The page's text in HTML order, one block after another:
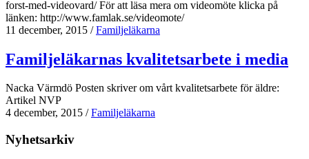
forst-med-videovard/ För att läsa mera om videomöte klicka på
länken: http://www.famlak.se/videomote/
11 december, 2015 /Familjeläkarna
Familjeläkarnas kvalitetsarbete i media
Nacka Värmdö Posten skriver om vårt kvalitetsarbete för äldre:
Artikel NVP
4 december, 2015 /Familjeläkarna
Nyhetsarkiv